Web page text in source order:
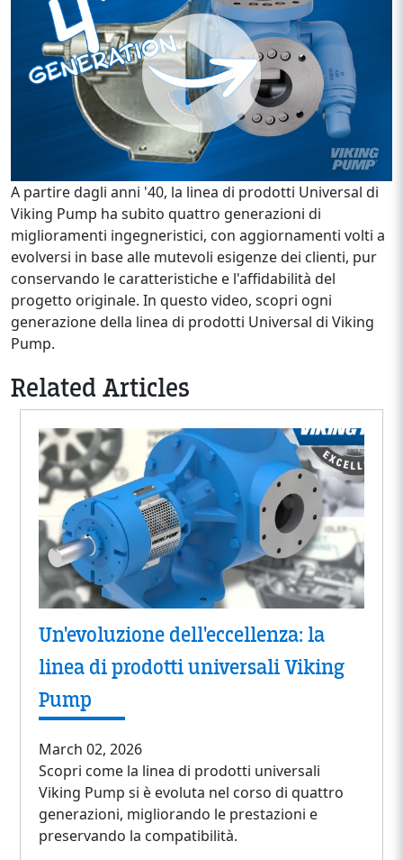
A partire dagli anni '40, la linea di prodotti Universal di
Viking Pump ha subito quattro generazioni di
miglioramenti ingegneristici, con aggiornamenti volti a
evolversi in base alle mutevoli esigenze dei clienti, pur
conservando le caratteristiche e l'affidabilità del
progetto originale. In questo video, scopri ogni
generazione della linea di prodotti Universal di Viking
Pump.
Related Articles
Un'evoluzione dell'eccellenza: la
linea di prodotti universali Viking
Pump
March 02, 2026
Scopri come la linea di prodotti universali
Viking Pump si è evoluta nel corso di quattro
generazioni, migliorando le prestazioni e
preservando la compatibilità.